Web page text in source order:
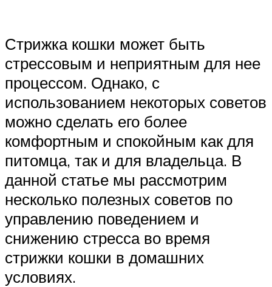
Стрижка кошки может быть
стрессовым и неприятным для нее
процессом. Однако, с
использованием некоторых советов
можно сделать его более
комфортным и спокойным как для
питомца, так и для владельца. В
данной статье мы рассмотрим
несколько полезных советов по
управлению поведением и
снижению стресса во время
стрижки кошки в домашних
условиях.